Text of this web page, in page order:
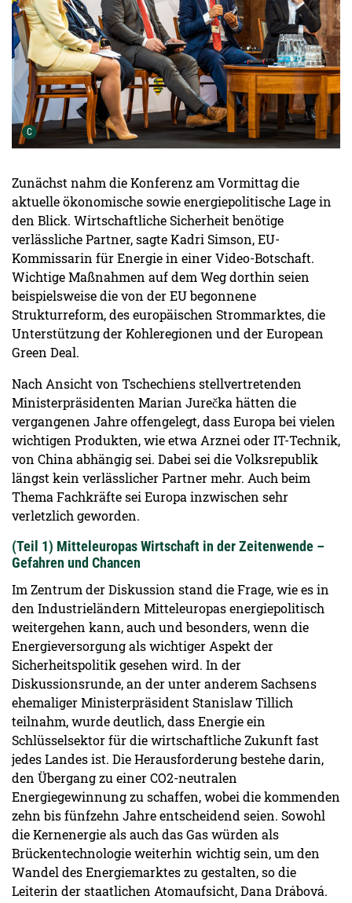
C Urheber der Grafik:
Zunächst nahm die Konferenz am Vormittag die
aktuelle ökonomische sowie energiepolitische Lage in
den Blick. Wirtschaftliche Sicherheit benötige
verlässliche Partner, sagte Kadri Simson, EU-
Kommissarin für Energie in einer Video-Botschaft.
Wichtige Maßnahmen auf dem Weg dorthin seien
beispielsweise die von der EU begonnene
Strukturreform, des europäischen Strommarktes, die
Unterstützung der Kohleregionen und der European
Green Deal.
Nach Ansicht von Tschechiens stellvertretenden
Ministerpräsidenten Marian Jurečka hätten die
vergangenen Jahre offengelegt, dass Europa bei vielen
wichtigen Produkten, wie etwa Arznei oder IT-Technik,
von China abhängig sei. Dabei sei die Volksrepublik
längst kein verlässlicher Partner mehr. Auch beim
Thema Fachkräfte sei Europa inzwischen sehr
verletzlich geworden.
(Teil 1) Mitteleuropas Wirtschaft in der Zeitenwende –
Gefahren und Chancen
Im Zentrum der Diskussion stand die Frage, wie es in
den Industrieländern Mitteleuropas energiepolitisch
weitergehen kann, auch und besonders, wenn die
Energieversorgung als wichtiger Aspekt der
Sicherheitspolitik gesehen wird. In der
Diskussionsrunde, an der unter anderem Sachsens
ehemaliger Ministerpräsident Stanislaw Tillich
teilnahm, wurde deutlich, dass Energie ein
Schlüsselsektor für die wirtschaftliche Zukunft fast
jedes Landes ist. Die Herausforderung bestehe darin,
den Übergang zu einer CO2-neutralen
Energiegewinnung zu schaffen, wobei die kommenden
zehn bis fünfzehn Jahre entscheidend seien. Sowohl
die Kernenergie als auch das Gas würden als
Brückentechnologie weiterhin wichtig sein, um den
Wandel des Energiemarktes zu gestalten, so die
Leiterin der staatlichen Atomaufsicht, Dana Drábová.